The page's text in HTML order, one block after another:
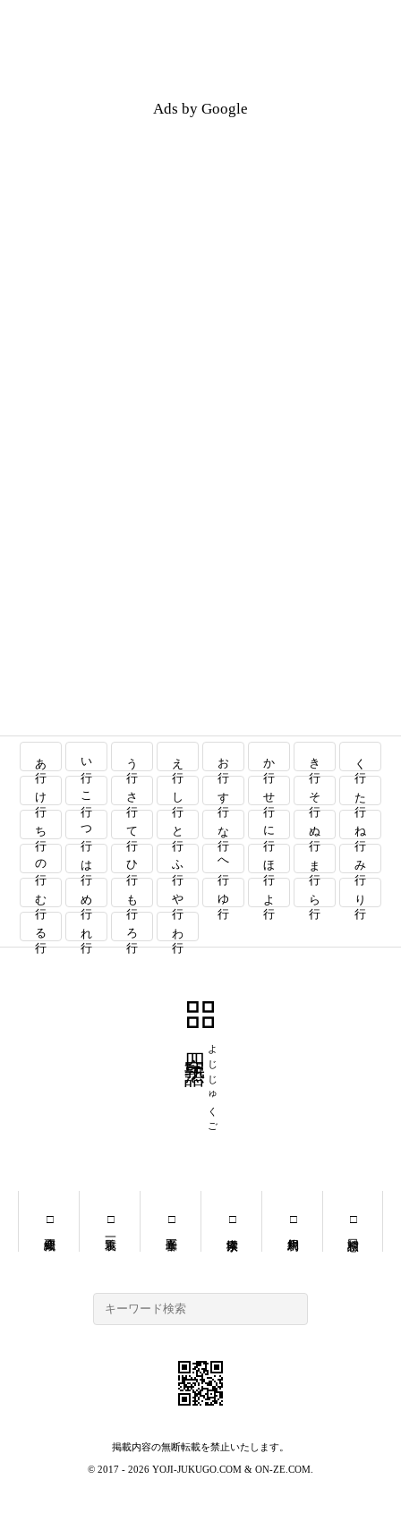
Ads by Google
あ行 い行 う行 え行 お行 か行 き行 く行
け行 こ行 さ行 し行 す行 せ行 そ行 た行
ち行 つ行 て行 と行 な行 に行 ぬ行 ね行
の行 は行 ひ行 ふ行 へ行 ほ行 ま行 み行
む行 め行 も行 や行 ゆ行 よ行 ら行 り行
る行 れ行 ろ行 わ行
よじじゅくご
掲載内容の無断転載を禁止いたします。
© 2017 - 2026 YOJI-JUKUGO.COM & ON-ZE.COM